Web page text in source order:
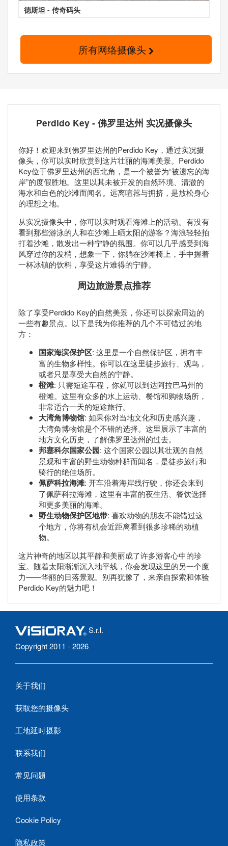
德斯坦 - 传奇码头
所有网络摄像头
Perdido Key - 佛罗里达州 实况摄像头
你好！欢迎来到佛罗里达州的Perdido Key，通过实况摄
像头，你可以实时欣赏到这片壮丽的海滩美景。Perdido
Key位于佛罗里达州的西北角，是一个被誉为“被遗忘的海
岸”的度假胜地。这里以其未被开发的自然环境、清澈的
海水和白色的沙滩而闻名。远离喧嚣与拥挤，是放松身心
的理想之地。
从实况摄像头中，你可以实时观看海滩上的活动。有没有
看到那些游泳的人和在沙滩上晒太阳的游客？海浪轻轻拍
打着沙滩，散发出一种宁静的氛围。你可以几乎感受到海
风穿过你的发梢，想象一下，你躺在沙滩椅上，手中握着
一杯冰镇的饮料，享受这片难得的宁静。
周边旅游景点推荐
除了享受Perdido Key的自然美景，你还可以探索周边的
一些有趣景点。以下是我为你推荐的几个不可错过的地
方：
国家海滨保护区: 这里是一个自然保护区，拥有丰
富的生物多样性。你可以在这里徒步旅行、观鸟，
或者只是享受大自然的宁静。
橙滩: 只需短途车程，你就可以到达阿拉巴马州的
橙滩。这里有众多的水上运动、餐馆和购物场所，
非常适合一天的短途旅行。
大湾角博物馆: 如果你对当地文化和历史感兴趣，
大湾角博物馆是个不错的选择。这里展示了丰富的
地方文化历史，了解佛罗里达州的过去。
邦塞科尔国家公园: 这个国家公园以其壮观的自然
景观和丰富的野生动物种群而闻名，是徒步旅行和
骑行的绝佳场所。
佩萨科拉海滩: 开车沿着海岸线行驶，你还会来到
了佩萨科拉海滩，这里有丰富的夜生活、餐饮选择
和更多美丽的海滩。
野生动物保护区地带: 喜欢动物的朋友不能错过这
个地方，你将有机会近距离看到很多珍稀的动植
物。
这片神奇的地区以其平静和美丽成了许多游客心中的珍
宝。随着太阳渐渐沉入地平线，你会发现这里的另一个魔
力——华丽的日落景观。别再犹豫了，来亲自探索和体验
Perdido Key的魅力吧！
S.r.l.
Copyright 2011 - 2026
关于我们
获取您的摄像头
工地延时摄影
联系我们
常见问题
使用条款
Cookie Policy
隐私政策